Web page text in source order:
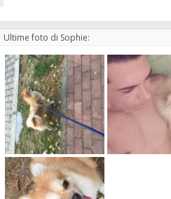
Ultime foto di Sophie: